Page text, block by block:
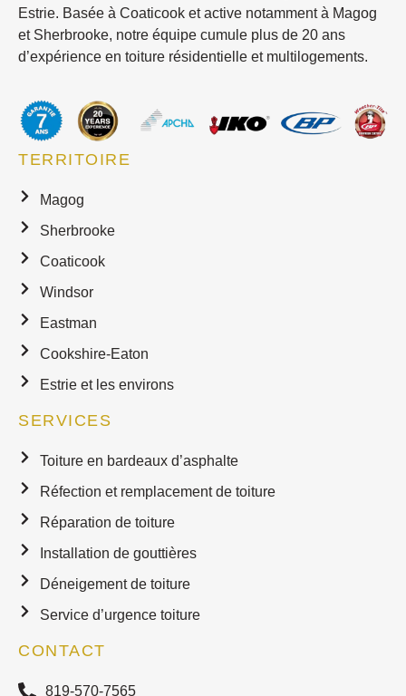
Estrie. Basée à Coaticook et active notamment à Magog
et Sherbrooke, notre équipe cumule plus de 20 ans
d’expérience en toiture résidentielle et multilogements.
TERRITOIRE
Magog
Sherbrooke
Coaticook
Windsor
Eastman
Cookshire-Eaton
Estrie et les environs
SERVICES
Toiture en bardeaux d’asphalte
Réfection et remplacement de toiture
Réparation de toiture
Installation de gouttières
Déneigement de toiture
Service d’urgence toiture
CONTACT
819-570-7565